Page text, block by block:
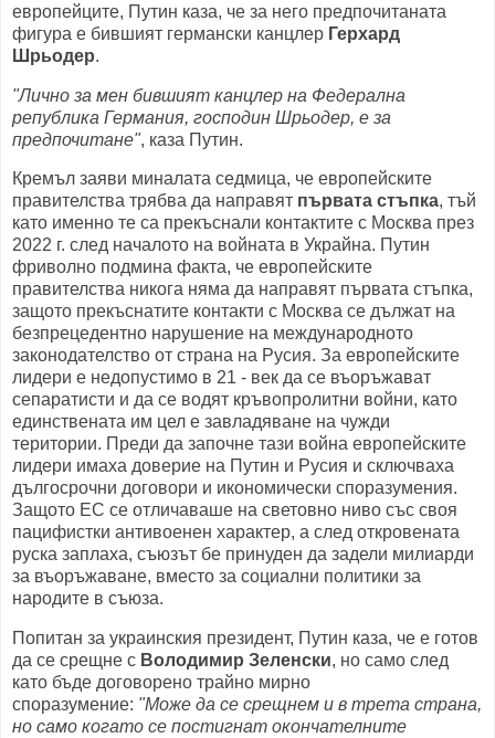
европейците, Путин каза, че за него предпочитаната
фигура е бившият германски канцлер Герхард
Шрьодер.
"Лично за мен бившият канцлер на Федерална
република Германия, господин Шрьодер, е за
предпочитане", каза Путин.
Кремъл заяви миналата седмица, че европейските
правителства трябва да направят първата стъпка, тъй
като именно те са прекъснали контактите с Москва през
2022 г. след началото на войната в Украйна. Путин
фриволно подмина факта, че европейските
правителства никога няма да направят първата стъпка,
защото прекъснатите контакти с Москва се дължат на
безпрецедентно нарушение на международното
законодателство от страна на Русия. За европейските
лидери е недопустимо в 21 - век да се въоръжават
сепаратисти и да се водят кръвопролитни войни, като
единствената им цел е завладяване на чужди
територии. Преди да започне тази война европейските
лидери имаха доверие на Путин и Русия и сключваха
дългосрочни договори и икономически споразумения.
Защото ЕС се отличаваше на световно ниво със своя
пацифистки антивоенен характер, а след откровената
руска заплаха, съюзът бе принуден да задели милиарди
за въоръжаване, вместо за социални политики за
народите в съюза.
Попитан за украинския президент, Путин каза, че е готов
да се срещне с Володимир Зеленски, но само след
като бъде договорено трайно мирно
споразумение: "Може да се срещнем и в трета страна,
но само когато се постигнат окончателните